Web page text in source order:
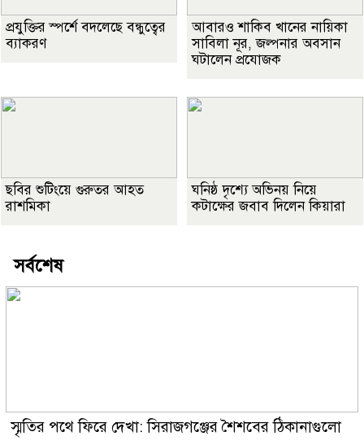
প্রযুক্তির স্পর্শে বদলেছে বন্ধুত্বের
ব্যাকরণ
আবারও শাকিব খানের নায়িকা
সাবিলা নূর, জল্পনার অবসান
ঘটালেন প্রযোজক
ছবির শুটিংয়ে গুরুতর আহত
রাশমিকা
ঘনিষ্ঠ দৃশ্যে অভিনয় নিয়ে
কটাক্ষের জবাব দিলেন কিয়ারা
সর্বশেষ
স্মৃতির পথে ফিরে দেখা: সিরাজগঞ্জের শৈশবের ঠিকানাগুলো